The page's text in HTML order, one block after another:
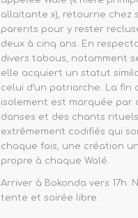
allaitante »), retourne chez
parents pour y rester
deux à cinq ans. En
divers tabous, notamment
elle acquiert un statut
celui d’un patriarche. La fin
isolement est marquée par
danses et des chants rituels
extrêmement codifiés qui
chaque fois, une création
propre à chaque Walé.
Arriver à Bokonda vers 17h.
tente et soirée libre.